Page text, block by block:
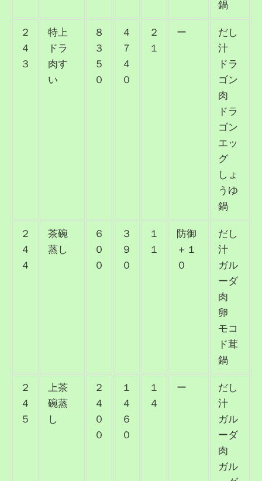
鍋
２
４
３
特上
ドラ
肉す
い
８
３
５
０
４
７
４
０
２
１
ー
だし
汁
ドラ
ゴン
肉
ドラ
ゴン
エッ
グ
しょ
うゆ
鍋
２
４
４
茶碗
蒸し
６
０
０
３
９
０
１
１
防御
＋１
０
だし
汁
ガル
ーダ
肉
卵
モコ
ド茸
鍋
２
４
５
上茶
碗蒸
し
２
４
０
０
１
４
６
０
１
４
ー
だし
汁
ガル
ーダ
肉
ガル